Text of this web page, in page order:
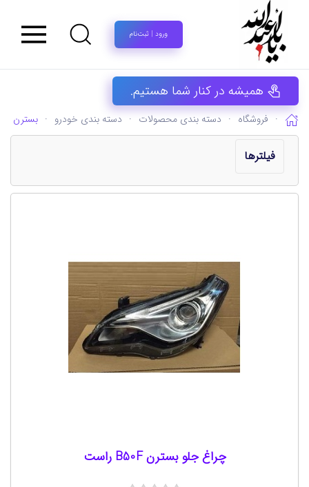
ورود | ثبت‌نام
همیشه در کنار شما هستیم.
فروشگاه دسته بندی محصولات دسته بندی خودرو بسترن
فیلترها
چراغ جلو بسترن B50F راست